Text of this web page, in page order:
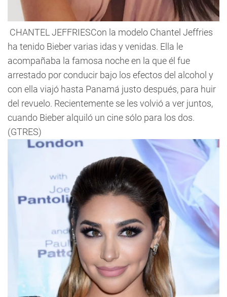
CHANTEL JEFFRIESCon la modelo Chantel Jeffries
ha tenido Bieber varias idas y venidas. Ella le
acompañaba la famosa noche en la que él fue
arrestado por conducir bajo los efectos del alcohol y
con ella viajó hasta Panamá justo después, para huir
del revuelo. Recientemente se les volvió a ver juntos,
cuando Bieber alquiló un cine sólo para los dos.
(GTRES)